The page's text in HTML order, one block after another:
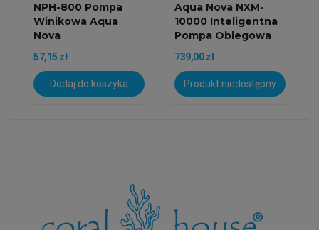
NPH-800 Pompa
Winikowa Aqua
Nova
57,15 zł
Dodaj do koszyka
Aqua Nova NXM-
10000 Inteligentna
Pompa Obiegowa
Z...
739,00 zł
Produkt niedostępny